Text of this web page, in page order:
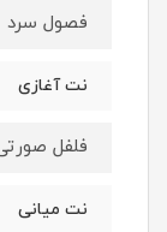
فصول سرد
نت آغازی
فلفل
نت میانی